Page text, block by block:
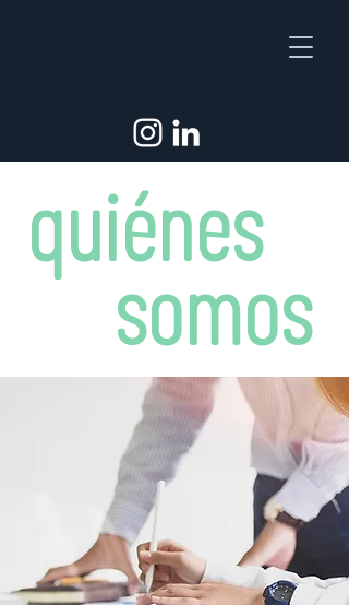
quiénes
somos